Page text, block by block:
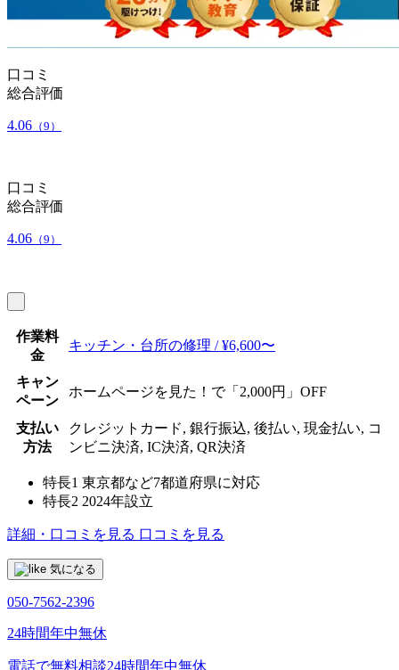
口コミ
総合評価
4.06 （9）
口コミ
総合評価
4.06 （9）
作業料
金
キッチン・台所の修理 / ¥6,600〜
キャン
ペーン
ホームページを見た！で「2,000円」OFF
支払い
方法
クレジットカード, 銀行振込, 後払い, 現金払い, コ
ンビニ決済, IC決済, QR決済
特長1 東京都など7都道府県に対応
特長2 2024年設立
詳細・口コミを見る 口コミを見る
気になる
050-7562-2396
24時間年中無休
電話で無料相談24時間年中無休